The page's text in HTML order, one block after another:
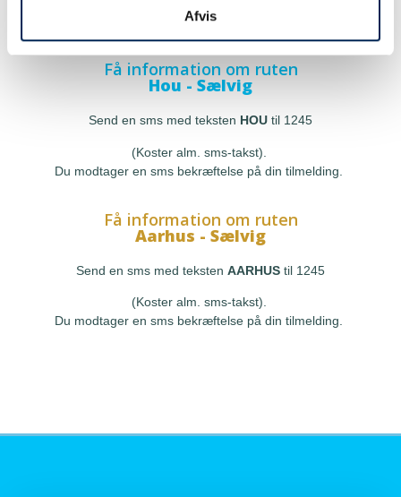
Afvis
Få information om ruten
Hou - Sælvig
Send en sms med teksten HOU til 1245
(Koster alm. sms-takst).
Du modtager en sms bekræftelse på din tilmelding.
Få information om ruten
Aarhus - Sælvig
Send en sms med teksten AARHUS til 1245
(Koster alm. sms-takst).
Du modtager en sms bekræftelse på din tilmelding.